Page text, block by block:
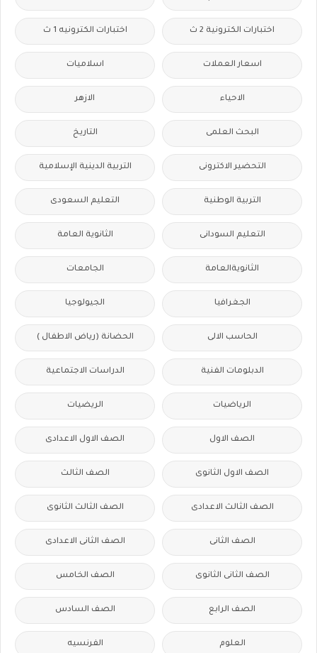
اختبارات الكترونية 2 ث اختبارات الكترونيه 1 ث
اسعار العملات اسلاميات
الاحياء الازهر
البحث العلمى التاريخ
التحضير الاكترونى التربية الدينية الإسلامية
التربية الوطنية التعليم السعودى
التعليم السودانى الثانوية العامة
الثانويةالعامة الجامعات
الجغرافيا الجيولوجيا
الحاسب الالى الحضانة (رياض الاطفال )
الدبلومات الفنية الدراسات الاجتماعية
الرياضيات الريضيات
الصف الاول الصف الاول الاعدادى
الصف الاول الثانوى الصف الثالث
الصف الثالث الاعدادى الصف الثالث الثانوى
الصف الثانى الصف الثانى الاعدادى
الصف الثانى الثانوى الصف الخامس
الصف الرابع الصف السادس
العلوم الفرنسيه